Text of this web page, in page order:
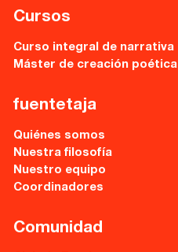
Editorial
Recursos
Cursos
Curso integral de narrativa
Máster de creación poética
fuentetaja
Quiénes somos
Nuestra filosofía
Nuestro equipo
Coordinadores
Comunidad